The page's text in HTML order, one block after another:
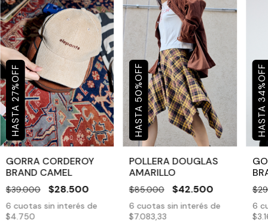
27
%
OFF
GORRA CORDEROY
BRAND CAMEL
$39.000 $28.500
6 cuotas sin interés de
$4.750
50
%
OFF
POLLERA DOUGLAS
AMARILLO
$85.000 $42.500
6 cuotas sin interés de
$7.083,33
34
%
OFF
6